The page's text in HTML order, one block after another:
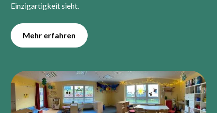
Einzigartigkeit sieht.
Mehr erfahren